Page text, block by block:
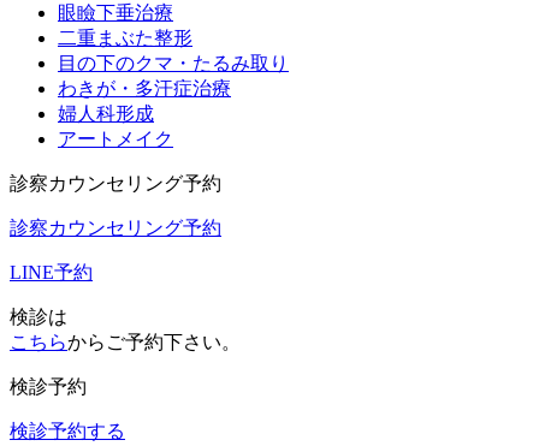
眼瞼下垂治療
二重まぶた整形
目の下のクマ・たるみ取り
わきが・多汗症治療
婦人科形成
アートメイク
診察カウンセリング予約
診察カウンセリング予約
LINE予約
検診は
こちらからご予約下さい。
検診予約
検診予約する